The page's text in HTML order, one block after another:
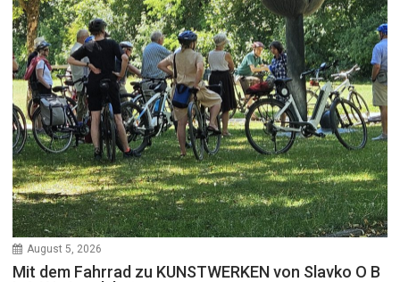
August 5, 2026
Mit dem Fahrrad zu KUNSTWERKEN von Slavko O B